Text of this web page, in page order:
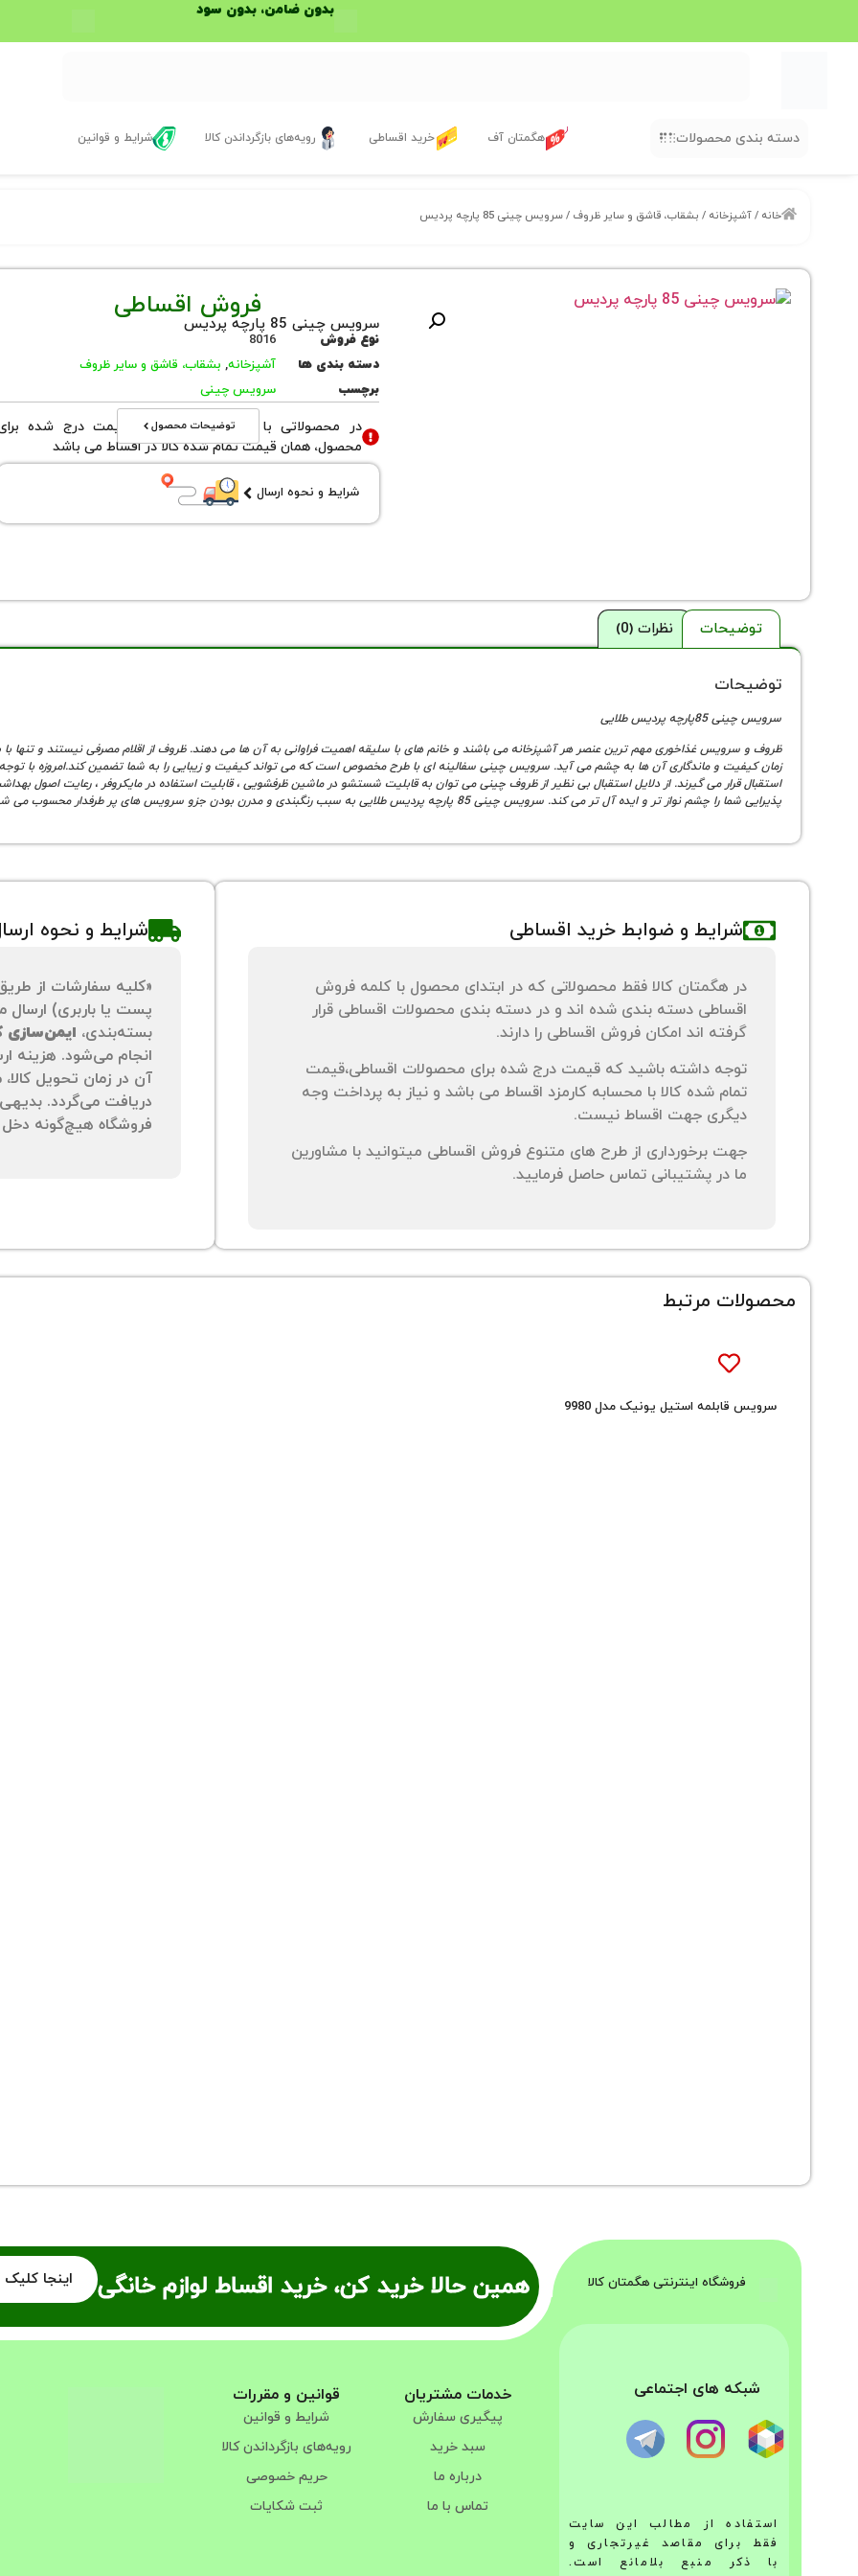
بدون ضامن، بدون سود
دسته بندی محصولات هگمتان آف خرید اقساطی رویه‌های بازگرداندن کالا شرایط و قوانین
خانه /آشپزخانه / بشقاب، قاشق و سایر ظروف / سرویس چینی 85 پارچه پردیس
فروش اقساطی
سرویس چینی 85 پارچه پردیس
نوع فروش
8016
دسته بندی ها
آشپزخانه, بشقاب، قاشق و سایر ظروف
برچسب
سرویس چینی
توضیحات محصول
در محصولاتی با نوع فروش اقساطی قیمت درج شده
محصول، همان قیمت تمام شده کالا در اقساط می باشد
شرایط و نحوه ارسال
توضیحات نظرات (0)
توضیحات
سرویس چینی 85پارچه پردیس طلایی
ظروف و سرویس غذاخوری مهم ترین عنصر هر آشپزخانه می باشند و خانم های با سلیقه اهمیت فراوانی به آن ها می دهند. ظروف از اقلام مصرفی نیستند و تنها با
زمان کیفیت و ماندگاری آن ها به چشم می آید. سرویس چینی سفالینه ای با طرح مخصوص است که می تواند کیفیت و زیبایی را به شما تضمین کند.امروزه با
استقبال قرار می گیرند. از دلایل استقبال بی نظیر از ظروف چینی می توان به قابلیت شستشو در ماشین ظرفشویی ، قابلیت استفاده در مایکروفر ، رعایت اصول
پذیرایی شما را چشم نواز تر و ایده آل تر می کند. سرویس چینی 85 پارچه پردیس طلایی به سبب رنگبندی و مدرن بودن جزو سرویس های پر طرفدار محسوب می شود.
شرایط و ضوابط خرید اقساطی
در هگمتان کالا فقط محصولاتی که در ابتدای محصول با کلمه فروش
اقساطی دسته بندی شده اند و در دسته بندی محصولات اقساطی قرار
گرفته اند امکان فروش اقساطی را دارند.
توجه داشته باشید که قیمت درج شده برای محصولات اقساطی،قیمت
تمام شده کالا با محسابه کارمزد اقساط می باشد و نیاز به پرداخت وجه
دیگری جهت اقساط نیست.
جهت برخورداری از طرح های متنوع فروش اقساطی میتوانید با مشاورین
ما در پشتیبانی تماس حاصل فرمایید.
شرایط و نحوه
«کلیه سفارشات از
پست یا باربری) ارسال
بسته‌بندی، ایمن‌سازی
انجام می‌شود. هزینه
آن در زمان تحویل
دریافت می‌گردد.
فروشگاه هیچ‌گونه
محصولات مرتبط
سرویس قابلمه استیل یونیک مدل 9980
همین حالا خرید کن، خرید اقساط لوازم خانگی اینجا کلیک فروشگاه اینترنتی هگمتان کالا
شبکه های اجتماعی
استفاده از مطالب این سایت
فقط برای مقاصد غیرتجاری و
با ذکر منبع بلامانع است.
خدمات مشتریان
پیگیری سفارش
سبد خرید
درباره ما
تماس با ما
قوانین و مقررات
شرایط و قوانین
رویه‌های بازگرداندن کالا
حریم خصوصی
ثبت شکایات